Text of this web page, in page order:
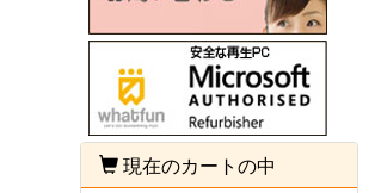
現在のカートの中